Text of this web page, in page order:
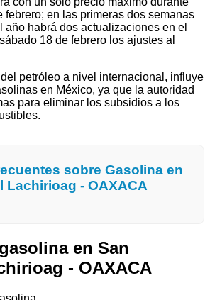
febrero; en las primeras dos semanas
año habrá dos actualizaciones en el
18 de febrero los ajustes al
petróleo a nivel internacional, influye
en México, ya que la autoridad
para eliminar los subsidios a los
sobre Gasolina en
Lachirioag - OAXACA
en San
- OAXACA